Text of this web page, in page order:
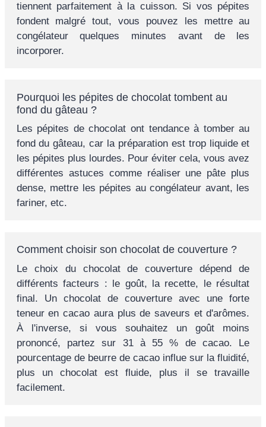
tiennent parfaitement à la cuisson. Si vos pépites
fondent malgré tout, vous pouvez les mettre au
congélateur quelques minutes avant de les
incorporer.
Pourquoi les pépites de chocolat tombent au
fond du gâteau ?
Les pépites de chocolat ont tendance à tomber au
fond du gâteau, car la préparation est trop liquide et
les pépites plus lourdes. Pour éviter cela, vous avez
différentes astuces comme réaliser une pâte plus
dense, mettre les pépites au congélateur avant, les
fariner, etc.
Comment choisir son chocolat de couverture ?
Le choix du chocolat de couverture dépend de
différents facteurs : le goût, la recette, le résultat
final. Un chocolat de couverture avec une forte
teneur en cacao aura plus de saveurs et d'arômes.
À l'inverse, si vous souhaitez un goût moins
prononcé, partez sur 31 à 55 % de cacao. Le
pourcentage de beurre de cacao influe sur la fluidité,
plus un chocolat est fluide, plus il se travaille
facilement.